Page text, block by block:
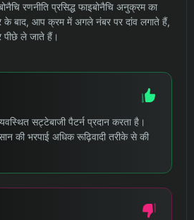
रणनीति प्रसिद्ध फाइबोनैचि अनुक्रम का
के बाद, आप क्रम में अगले नंबर पर दांव लगाते हैं,
ले जाते हैं।
सट्टेबाजी पैटर्न प्रदान करता है।
की भरपाई अधिक रूढ़िवादी तरीके से की